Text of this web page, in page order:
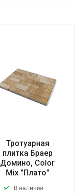
Тротуарная
плитка Браер
Домино, Color
Mix "Плато"
В наличии